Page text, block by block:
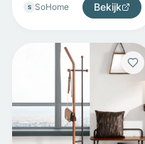
S SoHome Bekijk